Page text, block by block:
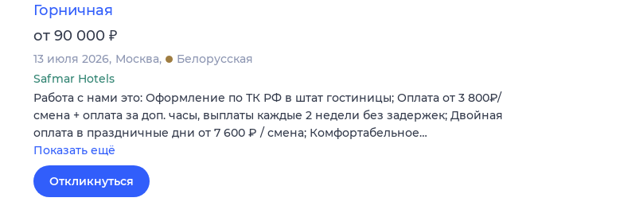
Горничная
от 90 000 ₽
13 июля 2026 Москва
Белорусская
Safmar Hotels
Работа с нами это: Оформление по ТК РФ в штат гостиницы; Оплата от 3 800₽/
смена + оплата за доп. часы, выплаты кaждыe 2 недели без задержек; Двойная
оплата в праздничные дни от 7 600 ₽ / смена; Комфортабельное…
Показать ещё
Откликнуться